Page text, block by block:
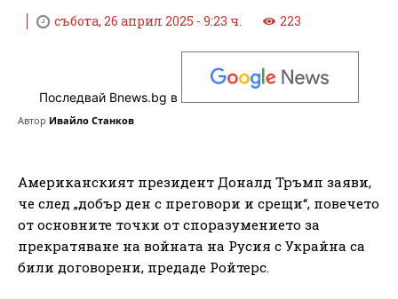
събота, 26 април 2025 - 9:23 ч. 223
Последвай Bnews.bg в
Автор Ивайло Станков
Американският президент Доналд Тръмп заяви,
че след „добър ден с преговори и срещи“, повечето
от основните точки от споразумението за
прекратяване на войната на Русия с Украйна са
били договорени, предаде Ройтерс.